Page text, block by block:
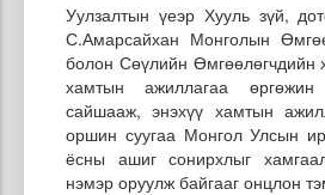
Уулзалтын үеэр Хууль зүй,
С.Амарсайхан Монголын
болон Сөүлийн Өмгөөлөгчдийн
хамтын ажиллагаа өргөжин
сайшааж, энэхүү хамтын
оршин суугаа Монгол Улсын
ёсны ашиг сонирхлыг
нэмэр оруулж байгааг онцлон